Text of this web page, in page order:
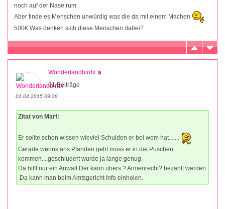
noch auf der Nase rum.
Aber finde es Menschen unwürdig was die da mit einem Machen
500€ Was denken sich diese Menschen dabei?
Wonderlandbirdx
61 Beiträge
01.04.2015 09:38
Zitat von Marf:
Er sollte schon wissen wieviel Schulden er bei wem hat.......
Gerade wenns ans Pfänden geht muss er in die Puschen
kommen....geschludert wurde ja lange genug.
Da hilft nur ein Anwalt.Der kann übers ? Armenrecht? bezahlt werden
.Da kann man beim Amtsgericht Info einholen.